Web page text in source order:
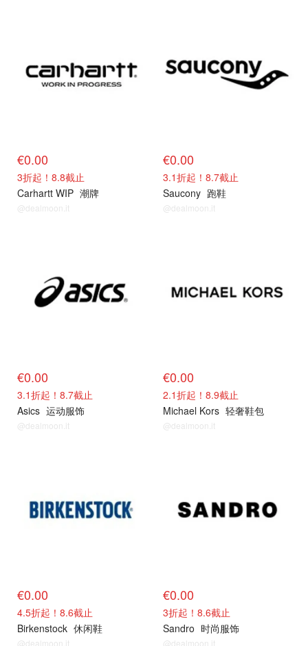
€0.00
3折起！8.8截止
Carhartt WIP 潮牌
@dealmoon.it
€0.00
3.1折起！8.7截止
Saucony 跑鞋
@dealmoon.it
€0.00
3.1折起！8.7截止
Asics 运动服饰
@dealmoon.it
€0.00
2.1折起！8.9截止
Michael Kors 轻奢鞋包
@dealmoon.it
€0.00
4.5折起！8.6截止
Birkenstock 休闲鞋
@dealmoon.it
€0.00
3折起！8.6截止
Sandro 时尚服饰
@dealmoon.it